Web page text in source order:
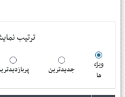
ترتیب
ویژه
ها
جدیدترین